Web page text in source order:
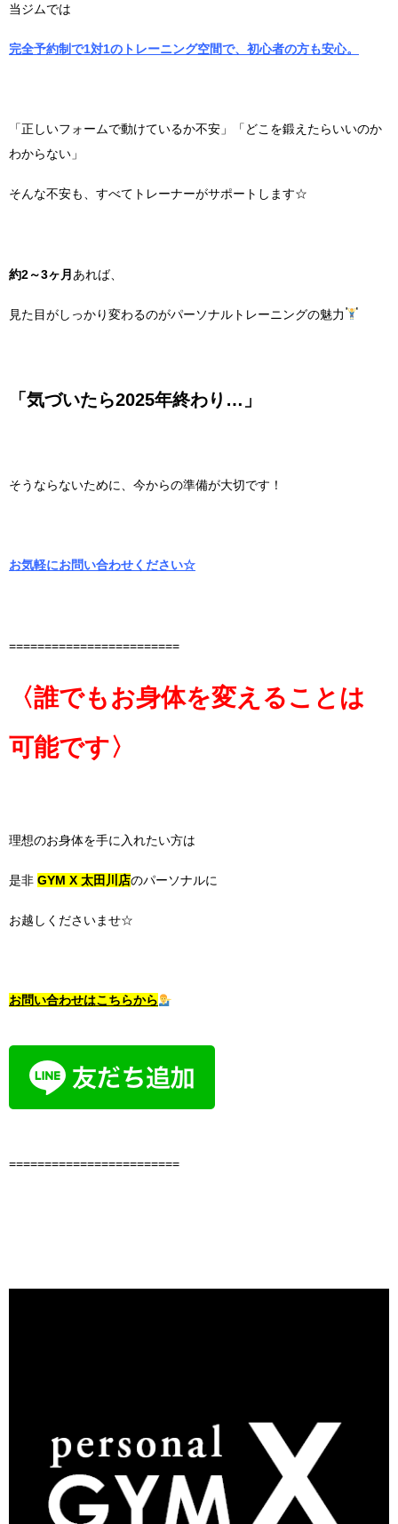
当ジムでは
完全予約制で1対1のトレーニング空間で、初心者の方も安心。
「正しいフォームで動けているか不安」「どこを鍛えたらいいのか
わからない」
そんな不安も、すべてトレーナーがサポートします☆
約2～3ヶ月あれば、
見た目がしっかり変わるのがパーソナルトレーニングの魅力
「気づいたら2025年終わり…」
そうならないために、今からの準備が大切です！
お気軽にお問い合わせください☆
========================
〈誰でもお身体を変えることは
可能です〉
理想のお身体を手に入れたい方は
是非 GYM X 太田川店のパーソナルに
お越しくださいませ☆
お問い合わせはこちらから
========================